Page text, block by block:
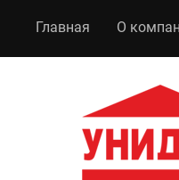
Главная О